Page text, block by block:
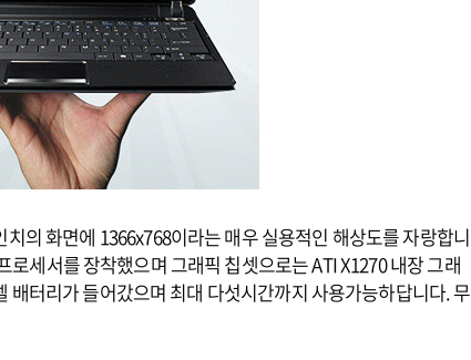
의 화면에 1366x768이라는 매우 실용적인 해상도를 자랑합니
세서를 장착했으며 그래픽 칩셋으로는 ATI X1270 내장 그래
터리가 들어갔으며 최대 다섯시간까지 사용가능하답니다. 무